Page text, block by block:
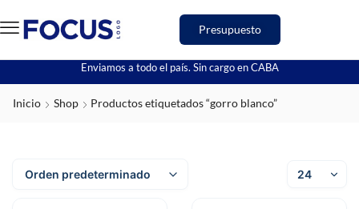
Presupuesto
Enviamos a todo el país. Sin cargo en CABA
Inicio Shop Productos etiquetados “gorro blanco”